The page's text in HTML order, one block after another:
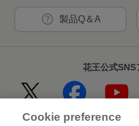
製品Q＆A
花王公式SNS
Cookie preference